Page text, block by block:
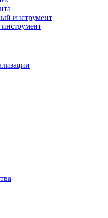
инструмент